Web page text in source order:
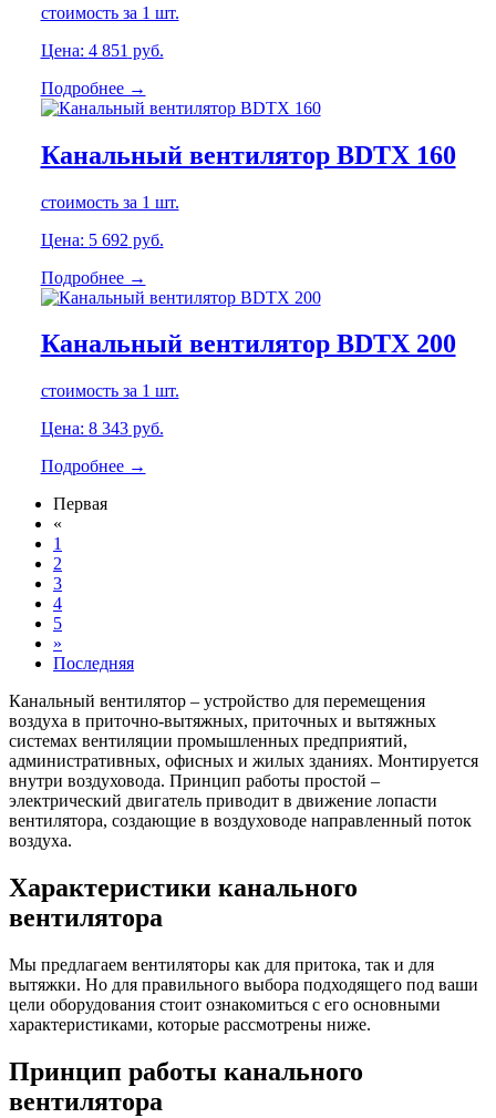
стоимость за 1 шт.
Цена: 4 851 руб.
Подробнее →
Канальный вентилятор BDTX 160
стоимость за 1 шт.
Цена: 5 692 руб.
Подробнее →
Канальный вентилятор BDTX 200
стоимость за 1 шт.
Цена: 8 343руб.
Подробнее →
Первая
«
1
2
3
4
5
»
Последняя
Канальный вентилятор – устройство для перемещения
воздуха в приточно-вытяжных, приточных и вытяжных
системах вентиляции промышленных предприятий,
административных, офисных и жилых зданиях. Монтируется
внутри воздуховода. Принцип работы простой –
электрический двигатель приводит в движение лопасти
вентилятора, создающие в воздуховоде направленный поток
воздуха.
Характеристики канального
вентилятора
Мы предлагаем вентиляторы как для притока, так и для
вытяжки. Но для правильного выбора подходящего под ваши
цели оборудования стоит ознакомиться с его основными
характеристиками, которые рассмотрены ниже.
Принцип работы канального
вентилятора